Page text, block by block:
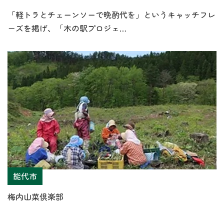
「軽トラとチェーンソーで晩酌代を」というキャッチフレ
ーズを掲げ、「木の駅プロジェ…
能代市
梅内山菜倶楽部